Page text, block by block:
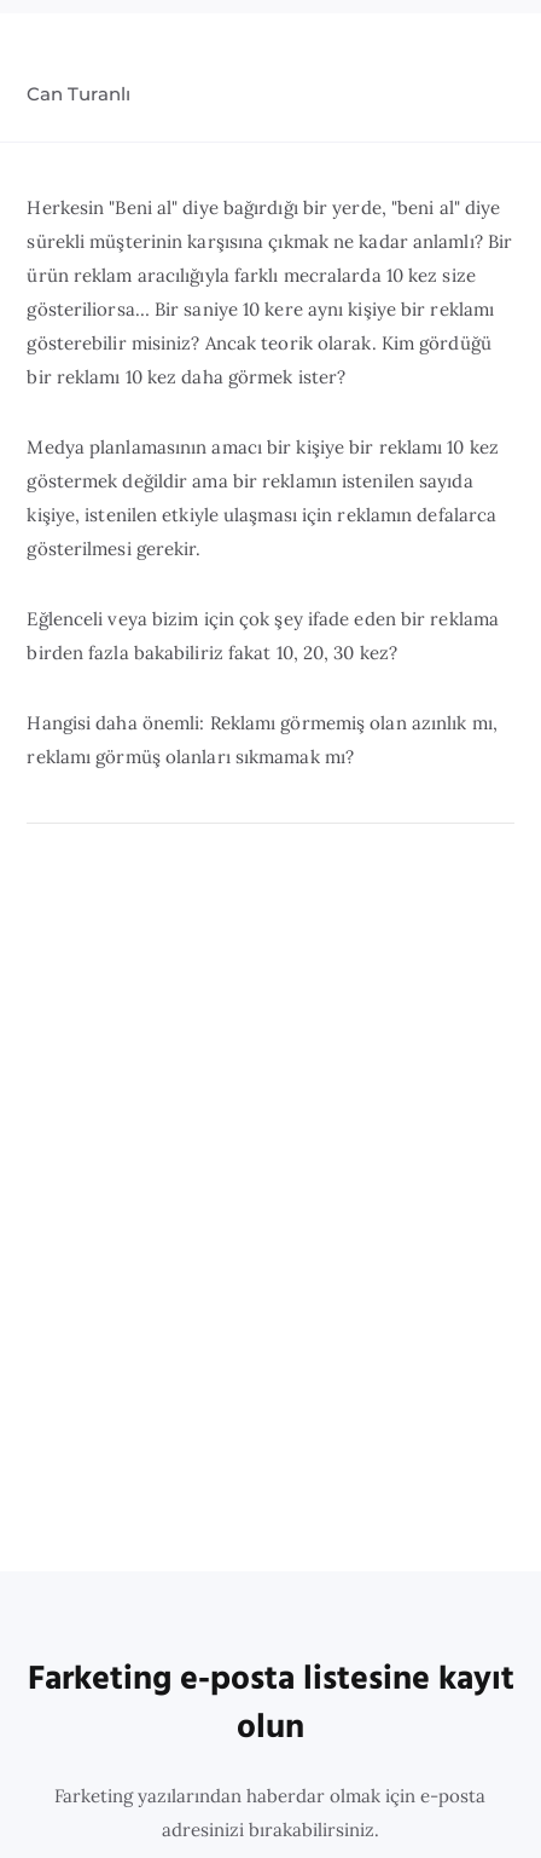
Can Turanlı
Herkesin "Beni al" diye bağırdığı bir yerde, "beni al" diye
sürekli müşterinin karşısına çıkmak ne kadar anlamlı? Bir
ürün reklam aracılığıyla farklı mecralarda 10 kez size
gösteriliorsa… Bir saniye 10 kere aynı kişiye bir reklamı
gösterebilir misiniz? Ancak teorik olarak. Kim gördüğü
bir reklamı 10 kez daha görmek ister?
Medya planlamasının amacı bir kişiye bir reklamı 10 kez
göstermek değildir ama bir reklamın istenilen sayıda
kişiye, istenilen etkiyle ulaşması için reklamın defalarca
gösterilmesi gerekir.
Eğlenceli veya bizim için çok şey ifade eden bir reklama
birden fazla bakabiliriz fakat 10, 20, 30 kez?
Hangisi daha önemli: Reklamı görmemiş olan azınlık mı,
reklamı görmüş olanları sıkmamak mı?
Farketing e-posta listesine kayıt
olun
Farketing yazılarından haberdar olmak için e-posta
adresinizi bırakabilirsiniz.